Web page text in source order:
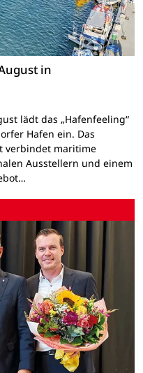
in
lädt das „Hafenfeeling“
Hafen ein. Das
verbindet maritime
Ausstellern und einem